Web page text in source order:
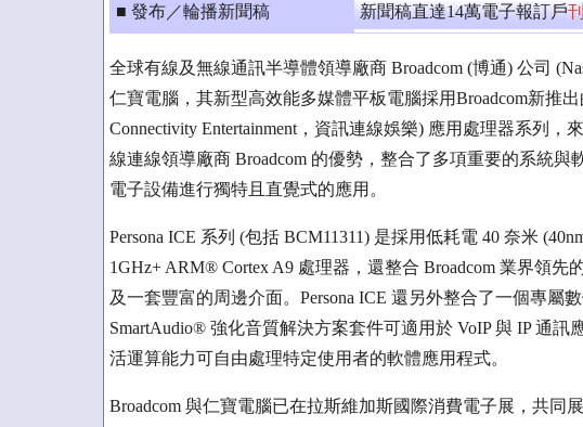
■ 發布／輪播新聞稿 新聞稿直達14萬電子報訂戶
全球有線及無線通訊半導體領導廠商 Broadcom (博通) 公司
仁寶電腦，其新型高效能多媒體平板電腦採用Broadcom新推出
Connectivity Entertainment，資訊連線娛樂) 應用處理器系列，
線連線領導廠商 Broadcom 的優勢，整合了多項重要的系統
電子設備進行獨特且直覺式的應用。
Persona ICE 系列 (包括 BCM11311) 是採用低耗電 40 奈米
1GHz+ ARM® Cortex A9 處理器，還整合 Broadcom 業界領先
及一套豐富的周邊介面。Persona ICE 還另外整合了一個專屬
SmartAudio® 強化音質解決方案套件可適用於 VoIP 與 IP 通
活運算能力可自由處理特定使用者的軟體應用程式。
Broadcom 與仁寶電腦已在拉斯維加斯國際消費電子展，共同展